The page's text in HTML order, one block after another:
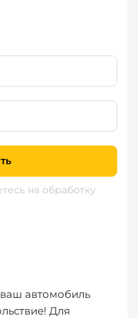
на обработку
автомобиль
Для